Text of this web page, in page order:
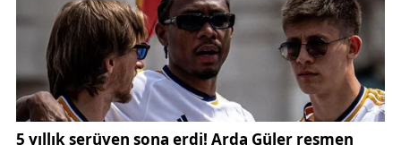
Mevlana Mahallesi Rahmi Günay Caddesi Bulvar
Apartmanı Gündoğ Blok olarak bildirildi.
57 yaşında vefat eden Songül Gözel için cenaze
namazı saat 15.30’da Ay Yıldız Camii’nde eda
edilecek. Defin işlemi Yukarı Tekke 37. Ada